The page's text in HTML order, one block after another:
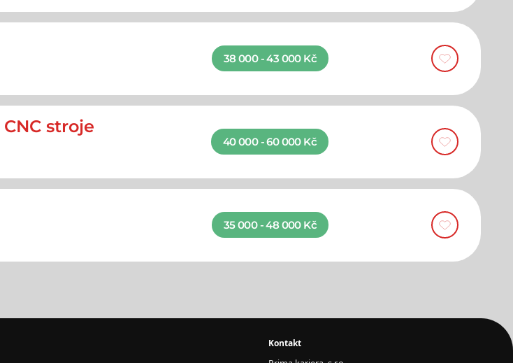
38 000 - 43 000 Kč
stroje
40 000 - 60 000 Kč
35 000 - 48 000 Kč
Kontakt